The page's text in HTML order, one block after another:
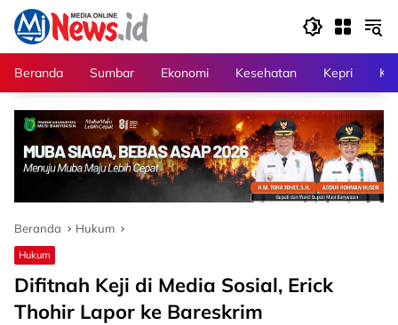
Langsung
konten
Beranda
Sumbar Ekonomi Kesehatan Kepri
Beranda Hukum
Hukum
Difitnah Keji di Media Sosial, Erick
Thohir Lapor ke Bareskrim